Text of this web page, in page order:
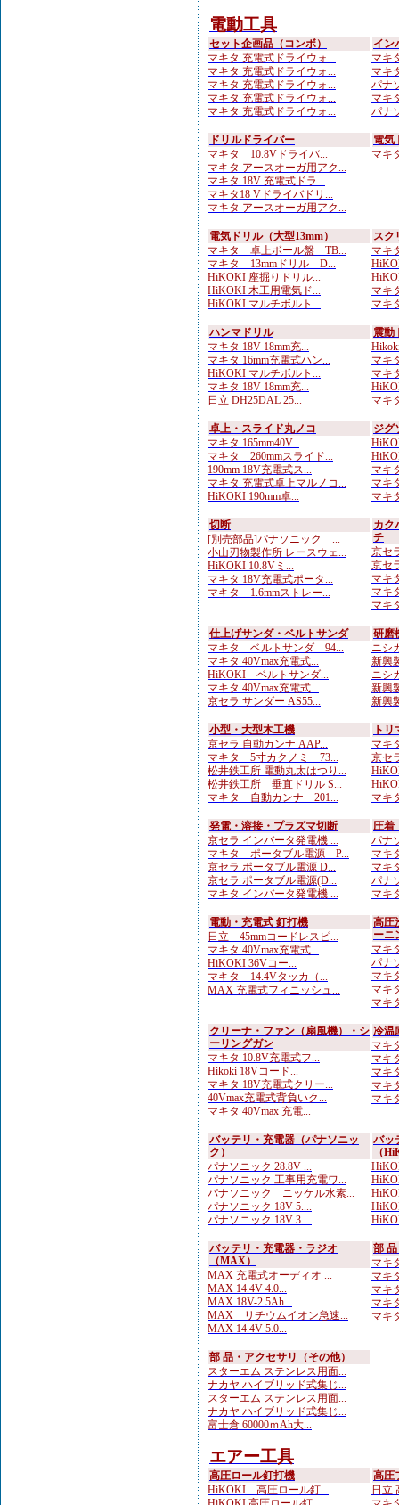
電動工具
セット企画品（コンボ）
マキタ 充電式ドライウォ...
マキタ 充電式ドライウォ...
マキタ 充電式ドライウォ...
マキタ 充電式ドライウォ...
マキタ 充電式ドライウォ...
イン
マキ
マキ
パナ
マキ
パナ
ドリルドライバー
マキタ 10.8Vドライバ...
マキタ アースオーガ用アク...
マキタ 18V 充電式ドラ...
マキタ18 Vドライバドリ...
マキタ アースオーガ用アク...
電気
マキ
電気ドリル（大型13mm）
マキタ 卓上ボール盤 TB...
マキタ 13mmドリル D...
HiKOKI 座掘りドリル...
HiKOKI 木工用電気ド...
HiKOKI マルチボルト...
スク
マキ
マキ
マキ
ハンマドリル
マキタ 18V 18mm充...
マキタ 16mm充電式ハン...
HiKOKI マルチボルト...
マキタ 18V 18mm充...
日立 DH25DAL 25...
震動
マキ
マキ
マキ
卓上・スライド丸ノコ
マキタ 165mm40V...
マキタ 260mmスライド...
190mm 18V充電式ス...
マキタ 充電式卓上マルノコ...
HiKOKI 190mm卓...
ジグ
マキ
マキ
マキ
切断
[別売部品]パナソニック ...
小山刃物製作所 レースウェ...
HiKOKI 10.8Vミ...
マキタ 18V充電式ポータ...
マキタ 1.6mmストレー...
カク
チ
京セ
京セ
マキ
マキ
マキ
仕上げサンダ・ベルトサンダ
マキタ ベルトサンダ 94...
マキタ 40Vmax充電式...
HiKOKI ベルトサンダ...
マキタ 40Vmax充電式...
京セラ サンダー AS55...
研磨
ニシ
新興
ニシ
新興
新興
小型・大型木工機
京セラ 自動カンナ AAP...
マキタ 5寸カクノミ 73...
松井鉄工所 電動丸太はつり...
松井鉄工所 垂直ドリル S...
マキタ 自動カンナ 201...
ト
マキ
京セ
マキ
発電・溶接・プラズマ切断
京セラ インバータ発電機 ...
マキタ ポータブル電源 P...
京セラ ポータブル電源 D...
京セラ ポータブル電源(D...
マキタ インバータ発電機 ...
圧着
パナ
マキ
マキ
パナ
マキ
電動・充電式 釘打機
日立 45mmコードレスピ...
マキタ 40Vmax充電式...
HiKOKI 36Vコー...
マキタ 14.4Vタッカ（...
MAX 充電式フィニッシュ...
高圧
ーニ
マキ
パナ
マキ
マキ
マキ
クリーナ・ファン（扇風機）・シ
ーリングガン
マキタ 10.8V充電式フ...
Hikoki 18Vコード...
マキタ 18V充電式クリー...
40Vmax充電式背負いク...
マキタ 40Vmax 充電...
冷温
マキ
マキ
マキ
マキ
マキ
バッテリ・充電器（パナソニッ
ク）
パナソニック 28.8V ...
パナソニック 工事用充電ワ...
パナソニック ニッケル水素...
パナソニック 18V 5....
パナソニック 18V 3....
バッ
（
バッテリ・充電器・ラジオ
（MAX）
MAX 充電式オーディオ ...
MAX 14.4V 4.0...
MAX 18V-2.5Ah...
MAX リチウムイオン急速...
MAX 14.4V 5.0...
部
マキ
マキ
マキ
マキ
マキ
部 品・アクセサリ（その他）
スターエム ステンレス用面...
ナカヤ ハイブリッド式集じ...
スターエム ステンレス用面...
ナカヤ ハイブリッド式集じ...
富士倉 60000ｍAh大...
エアー工具
高圧ロール釘打機
HiKOKI 高圧ロール釘...
高圧
日立